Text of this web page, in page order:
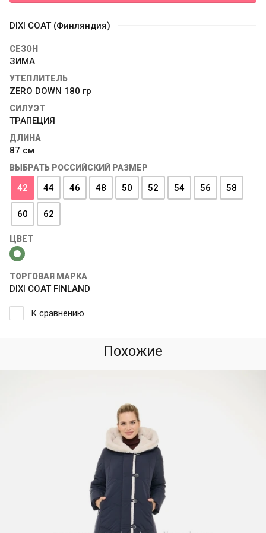
DIXI COAT (Финляндия)
СЕЗОН
ЗИМА
УТЕПЛИТЕЛЬ
ZERO DOWN 180 гр
СИЛУЭТ
ТРАПЕЦИЯ
ДЛИНА
87 см
ВЫБРАТЬ РОССИЙСКИЙ РАЗМЕР
42 44 46 48 50 52 54 56 58
60 62
ЦВЕТ
ТОРГОВАЯ МАРКА
DIXI COAT FINLAND
К сравнению
Похожие